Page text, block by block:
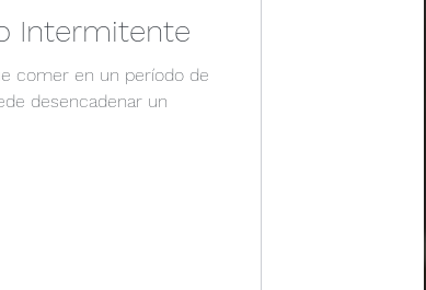
Intermitente
comer en un período de
desencadenar un